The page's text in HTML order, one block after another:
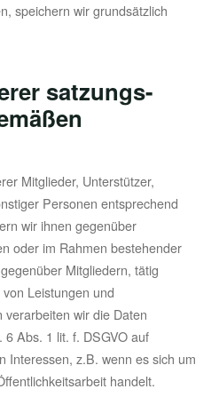
speichern wir grundsätzlich
satzungs-
Mitglieder, Unterstützer,
Personen entsprechend
wir ihnen gegenüber
oder im Rahmen bestehender
Mitgliedern, tätig
Leistungen und
wir die Daten
Abs. 1 lit. f. DSGVO auf
Interessen, z.B. wenn es sich um
handelt.